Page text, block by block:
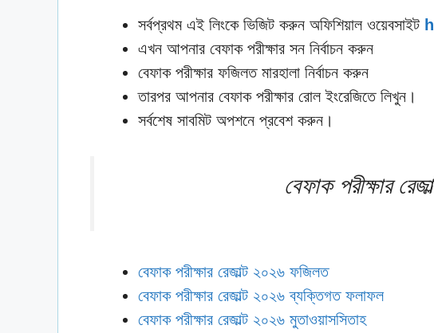
সর্বপ্রথম এই লিংকে ভিজিট করুন অফিশিয়াল ওয়েবসাইট
এখন আপনার বেফাক পরীক্ষার সন নির্বাচন করুন
বেফাক পরীক্ষার ফজিলত মারহালা নির্বাচন করুন
তারপর আপনার বেফাক পরীক্ষার রোল ইংরেজিতে লিখুন।
সর্বশেষ সাবমিট অপশনে প্রবেশ করুন।
বেফাক পরীক্ষার
বেফাক পরীক্ষার রেজাল্ট ২০২৬ ফজিলত
বেফাক পরীক্ষার রেজাল্ট ২০২৬ ব্যক্তিগত ফলাফল
বেফাক পরীক্ষার রেজাল্ট ২০২৬ মুতাওয়াসসিতাহ